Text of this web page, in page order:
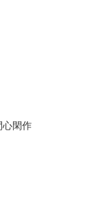
閑作